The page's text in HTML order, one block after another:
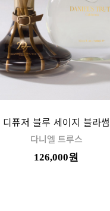
디퓨저 블루 세이지 블라썸
다니엘 트루스
126,000